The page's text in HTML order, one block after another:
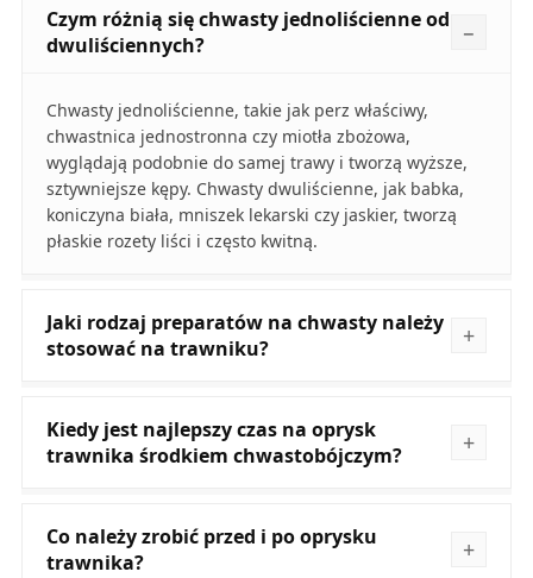
Czym różnią się chwasty jednoliścienne od
dwuliściennych?
Chwasty jednoliścienne, takie jak perz właściwy,
chwastnica jednostronna czy miotła zbożowa,
wyglądają podobnie do samej trawy i tworzą wyższe,
sztywniejsze kępy. Chwasty dwuliścienne, jak babka,
koniczyna biała, mniszek lekarski czy jaskier, tworzą
płaskie rozety liści i często kwitną.
Jaki rodzaj preparatów na chwasty należy
stosować na trawniku?
Kiedy jest najlepszy czas na oprysk
trawnika środkiem chwastobójczym?
Co należy zrobić przed i po oprysku
trawnika?